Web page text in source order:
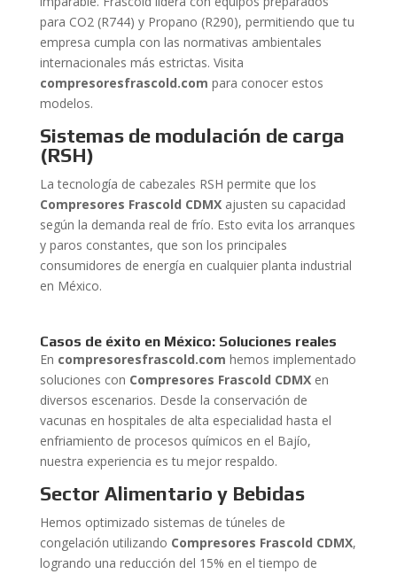
para CO2 (R744) y Propano (R290), permitiendo que tu
empresa cumpla con las normativas ambientales
internacionales más estrictas. Visita
compresoresfrascold.com para conocer estos
modelos.
Sistemas de modulación de carga
(RSH)
La tecnología de cabezales RSH permite que los
Compresores Frascold CDMXajusten su capacidad
según la demanda real de frío. Esto evita los arranques
y paros constantes, que son los principales
consumidores de energía en cualquier planta industrial
en México.
Casos de éxito en México: Soluciones reales
En compresoresfrascold.com hemos implementado
soluciones con Compresores Frascold CDMXen
diversos escenarios. Desde la conservación de
vacunas en hospitales de alta especialidad hasta el
enfriamiento de procesos químicos en el Bajío,
nuestra experiencia es tu mejor respaldo.
Sector Alimentario y Bebidas
Hemos optimizado sistemas de túneles de
congelación utilizando Compresores Frascold CDMX,
logrando una reducción del 15% en el tiempo de